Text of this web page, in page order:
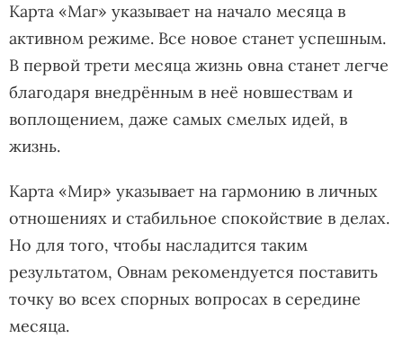
Карта «Маг» указывает на начало месяца в
активном режиме. Все новое станет успешным.
В первой трети месяца жизнь овна станет легче
благодаря внедрённым в неё новшествам и
воплощением, даже самых смелых идей, в
жизнь.
Карта «Мир» указывает на гармонию в личных
отношениях и стабильное спокойствие в делах.
Но для того, чтобы насладится таким
результатом, Овнам рекомендуется поставить
точку во всех спорных вопросах в середине
месяца.